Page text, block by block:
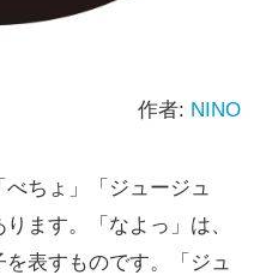
作者: NINO
ちょ」「ジュージュ
ます。「なよっ」は、
表すものです。「ジュ